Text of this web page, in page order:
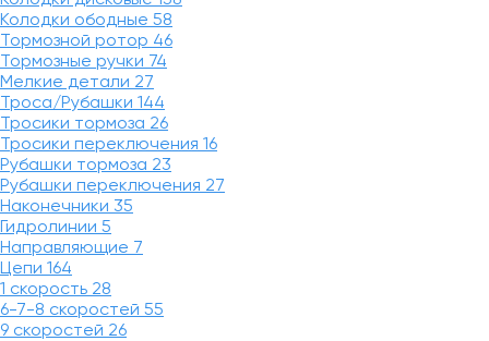
Колодки ободные 58
Тормозной ротор 46
Тормозные ручки 74
Мелкие детали 27
Троса/Рубашки 144
Тросики тормоза 26
Тросики переключения 16
Рубашки тормоза 23
Рубашки переключения 27
Наконечники 35
Гидролинии 5
Направляющие 7
Цепи 164
1 скорость 28
6-7-8 скоростей 55
9 скоростей 26